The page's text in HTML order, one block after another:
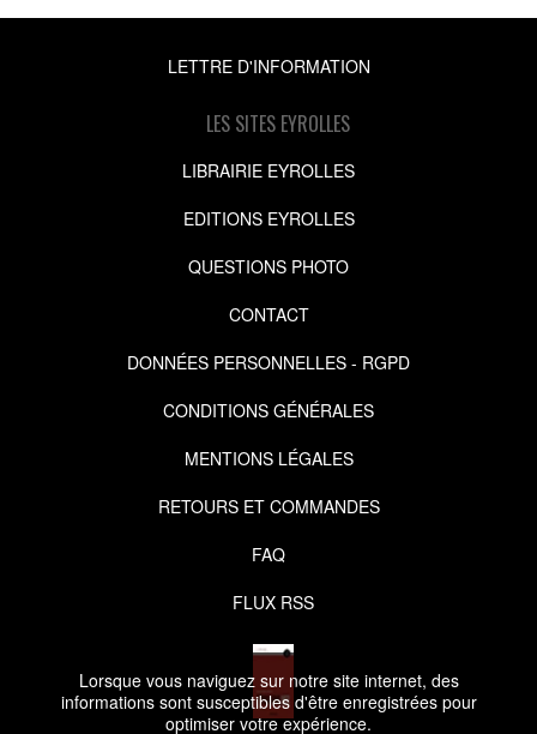
Lorsque vous naviguez sur notre site internet, des
informations sont susceptibles d'être enregistrées pour
optimiser votre expérience.
LETTRE D'INFORMATION
LES SITES EYROLLES
LIBRAIRIE EYROLLES
EDITIONS EYROLLES
QUESTIONS PHOTO
CONTACT
DONNÉES PERSONNELLES - RGPD
CONDITIONS GÉNÉRALES
MENTIONS LÉGALES
RETOURS ET COMMANDES
FAQ
FLUX RSS